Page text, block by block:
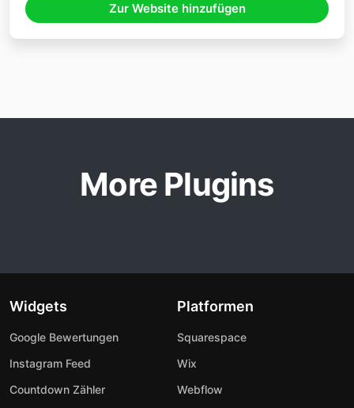
Zur Website hinzufügen
More Plugins
Widgets
Google Bewertungen
Instagram Feed
Countdown Zähler
Platformen
Squarespace
Wix
Webflow